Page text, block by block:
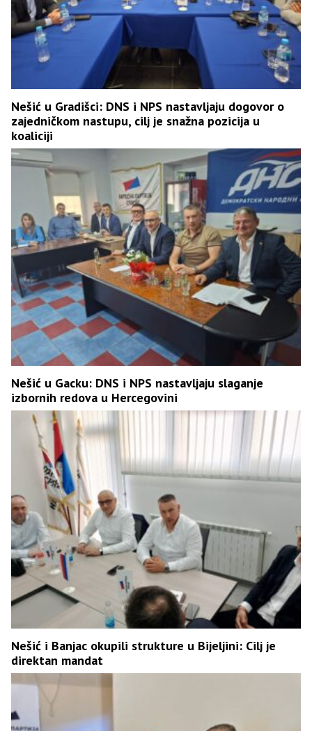
Nešić u Gradišci: DNS i NPS nastavljaju dogovor o
zajedničkom nastupu, cilj je snažna pozicija u
koaliciji
Nešić u Gacku: DNS i NPS nastavljaju slaganje
izbornih redova u Hercegovini
Nešić i Banjac okupili strukture u Bijeljini: Cilj je
direktan mandat